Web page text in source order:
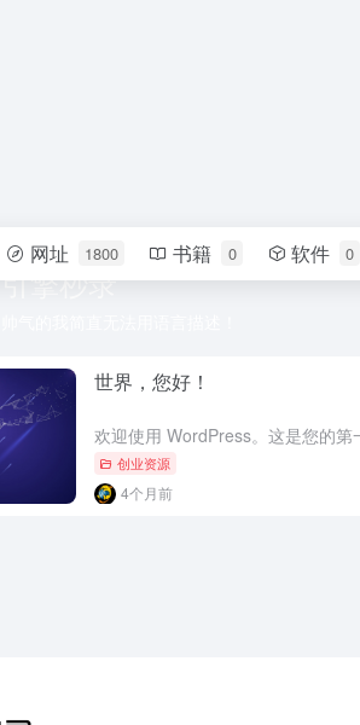
引擎秒录
网址 1800 书籍 0 软件 0
世界，您好！
创业资源
4个月前